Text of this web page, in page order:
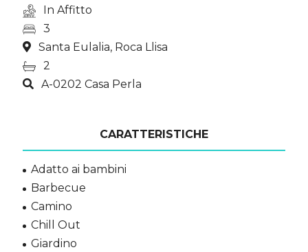
In Affitto
3
Santa Eulalia, Roca Llisa
2
A-0202 Casa Perla
CARATTERISTICHE
Adatto ai bambini
Barbecue
Camino
Chill Out
Giardino